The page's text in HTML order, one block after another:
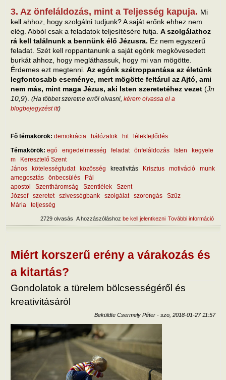
3. Az önfeláldozás, mint a Teljesség kapuja. Mi
kell ahhoz, hogy szolgálni tudjunk? A saját erőnk ehhez nem
elég. Abból csak a feladatok teljesítésére futja. A szolgálathoz
rá kell találnunk a bennünk élő Jézusra. Ez nem egyszerű
feladat. Szét kell roppantanunk a saját egónk megkövesedett
burkát ahhoz, hogy megláthassuk, hogy mi van mögötte.
Érdemes ezt megtenni. Az egónk szétroppantása az életünk
legfontosabb eseménye, mert mögötte feltárul az Ajtó, ami
nem más, mint maga Jézus, aki Isten szeretetéhez vezet (Jn
10,9). (Ha többet szeretne erről olvasni, kérem olvassa el a
blogbejegyzést itt)
Fő témakörök: demokrácia hálózatok hit
lélekfejlődés
Témakörök: egó engedelmesség feladat önfeláldozás Isten
kegyele
m
Keresztelő Szent
János
kötelességtudat közösség kreativitás Krisztus motiváció
munk
amegosztás
önbecsülés
Pál
apostol
Szentháromság Szentlélek
Szent
József
szeretet szívességbank szolgálat szorongás
Szűz
Mária
teljesség
További információ
A hozzászóláshoz be kell jelentkezni
2729 olvasás
Miért korszerű erény a várakozás és
a kitartás?
Gondolatok a türelem bölcsességéről és
kreativitásáról
Beküldte Csermely Péter - szo, 2018-01-27 11:57